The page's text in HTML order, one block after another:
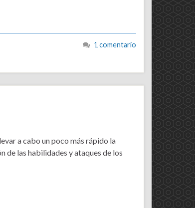
1 comentario
a cabo un poco más rápido la
de las habilidades y ataques de los